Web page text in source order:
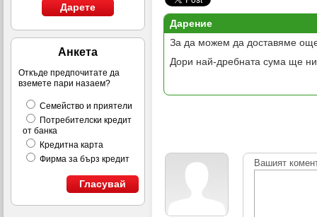
Дарете
Анкета
Откъде предпочитате да
вземете пари назаем?
Семейство и приятели
Потребителски кредит
от банка
Кредитна карта
Фирма за бърз кредит
Гласувай
Дарение
За да можем да доставяме
Дори най-дребната сума ще
Вашият